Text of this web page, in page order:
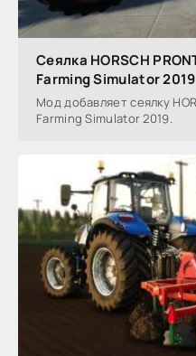
Сеялка HORSCH
Farming Simulator 2019
Мод добавляет сеялку
Farming Simulator 2019.